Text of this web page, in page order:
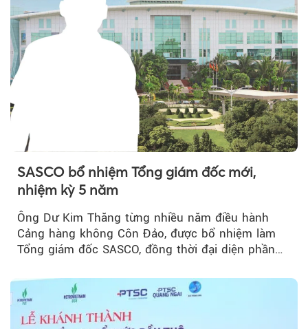
SASCO bổ nhiệm Tổng giám đốc mới,
nhiệm kỳ 5 năm
Ông Dư Kim Thăng từng nhiều năm điều hành
Cảng hàng không Côn Đảo, được bổ nhiệm làm
Tổng giám đốc SASCO, đồng thời đại diện phần